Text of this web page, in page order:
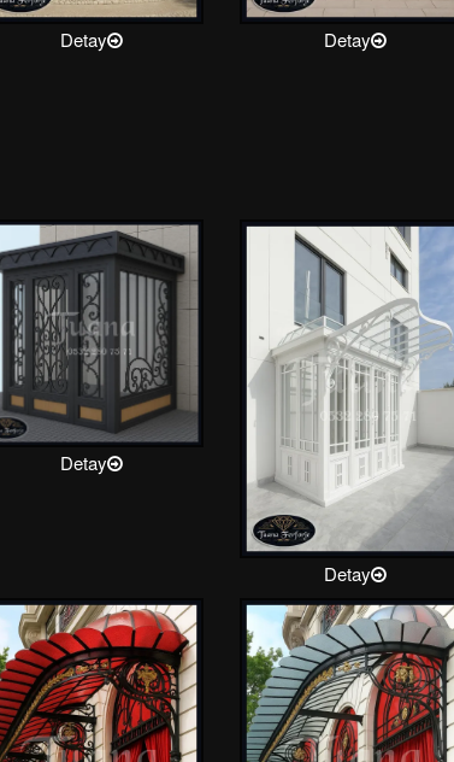
Detay Detay
Detay
Detay